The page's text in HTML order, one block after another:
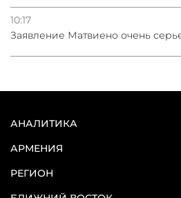
10:17
Заявление Матвиено очень
АНАЛИТИКА
АРМЕНИЯ
РЕГИОН